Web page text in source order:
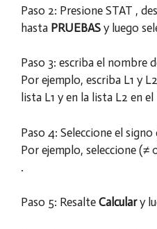
Paso 2: Presione STAT ,
hasta PRUEBAS y luego
Paso 3: escriba el nombre
Por ejemplo, escriba L1 y
lista L1 y en la lista L2 en el
Paso 4: Seleccione el signo
Por ejemplo, seleccione (≠
.
Paso 5: Resalte Calculary